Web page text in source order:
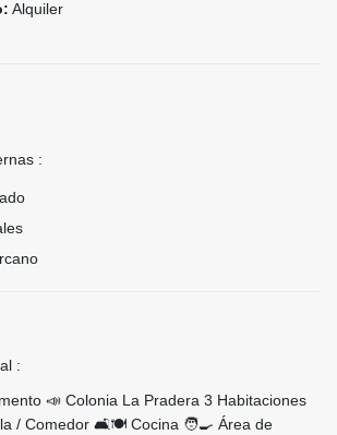
Alquiler
:
:
📣 Colonia La Pradera 3 Habitaciones
/ Comedor 🛋️🍽️ Cocina 🧑‍🍳 Área de